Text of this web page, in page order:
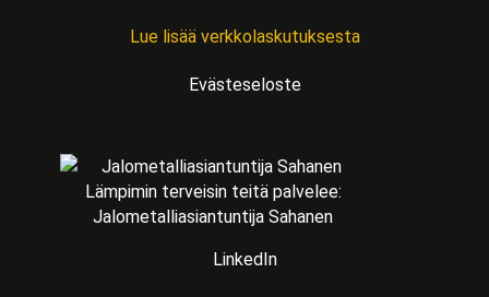
Lue lisää verkkolaskutuksesta
Evästeseloste
Lämpimin terveisin teitä palvelee:
Jalometalliasiantuntija Sahanen
LinkedIn